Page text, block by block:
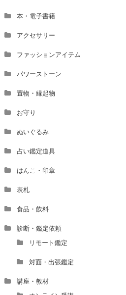
本・電子書籍
アクセサリー
ファッションアイテム
パワーストーン
置物・縁起物
お守り
ぬいぐるみ
占い鑑定道具
はんこ・印章
表札
食品・飲料
診断・鑑定依頼
リモート鑑定
対面・出張鑑定
講座・教材